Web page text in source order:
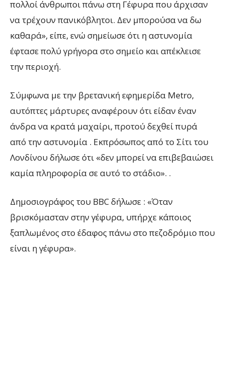
πολλοί άνθρωποι πάνω στη Γέφυρα που άρχισαν
να τρέχουν πανικόβλητοι. Δεν μπορούσα να δω
καθαρά», είπε, ενώ σημείωσε ότι η αστυνομία
έφτασε πολύ γρήγορα στο σημείο και απέκλεισε
την περιοχή.
Σύμφωνα με την βρετανική εφημερίδα Metro,
αυτόπτες μάρτυρες αναφέρουν ότι είδαν έναν
άνδρα να κρατά μαχαίρι, προτού δεχθεί πυρά
από την αστυνομία . Εκπρόσωπος από το Σίτι του
Λονδίνου δήλωσε ότι «δεν μπορεί να επιβεβαιώσει
καμία πληροφορία σε αυτό το στάδιο». .
Δημοσιογράφος του BBC δήλωσε : «Όταν
βρισκόμασταν στην γέφυρα, υπήρχε κάποιος
ξαπλωμένος στο έδαφος πάνω στο πεζοδρόμιο που
είναι η γέφυρα».